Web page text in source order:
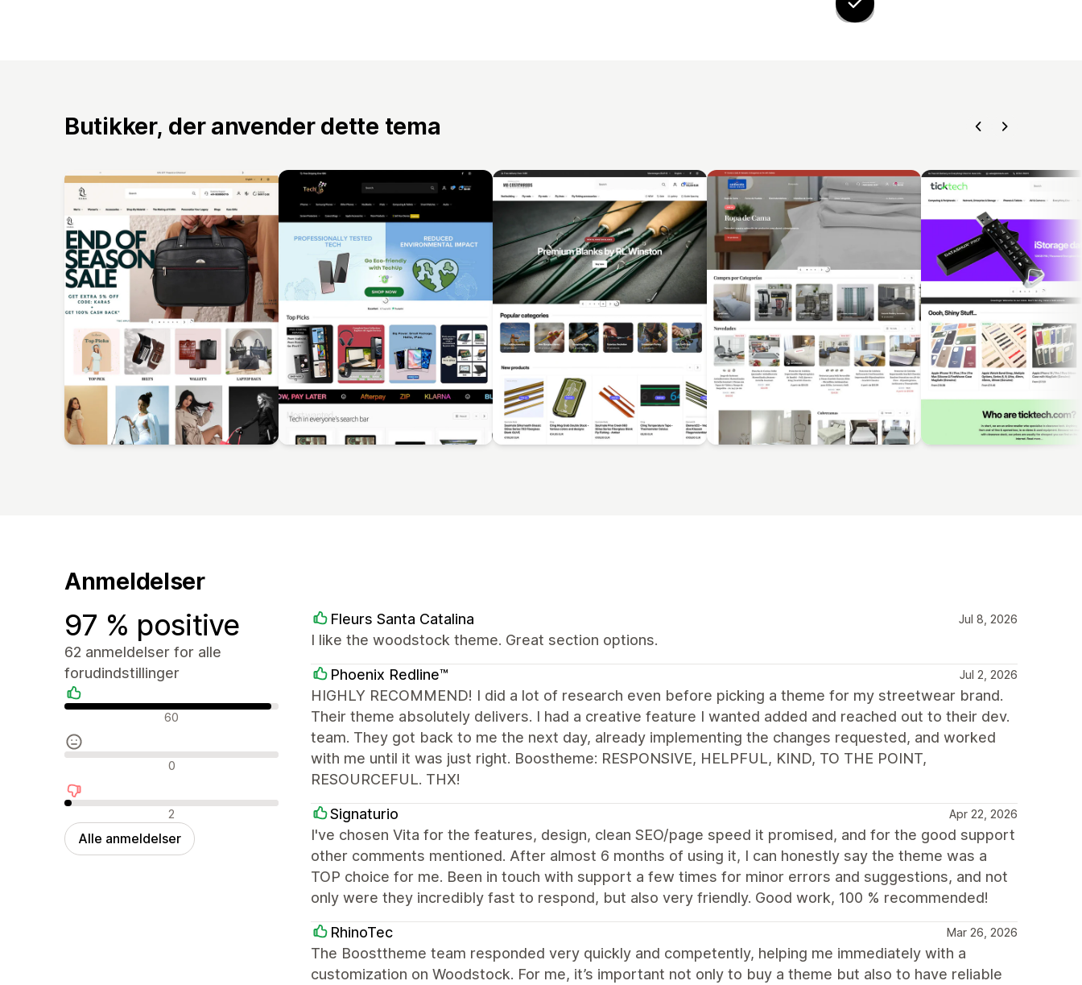
Butikker, der anvender dette tema
Anmeldelser
97 % positive
62 anmeldelser for alle
forudindstillinger
Positive anmeldelser
60
Neutrale anmeldelser
0
Negative anmeldelser
2
Alle anmeldelser
Fleurs Santa Catalina Jul 8, 2026
I like the woodstock theme. Great section options.
Phoenix Redline™ Jul 2, 2026
HIGHLY RECOMMEND! I did a lot of research even before picking a theme for my streetwear brand.
Their theme absolutely delivers. I had a creative feature I wanted added and reached out to their dev.
team. They got back to me the next day, already implementing the changes requested, and worked
with me until it was just right. Boostheme: RESPONSIVE, HELPFUL, KIND, TO THE POINT,
RESOURCEFUL. THX!
Signaturio Apr 22, 2026
I've chosen Vita for the features, design, clean SEO/page speed it promised, and for the good support
other comments mentioned. After almost 6 months of using it, I can honestly say the theme was a
TOP choice for me. Been in touch with support a few times for minor errors and suggestions, and not
only were they incredibly fast to respond, but also very friendly. Good work, 100 % recommended!
RhinoTec Mar 26, 2026
The Boosttheme team responded very quickly and competently, helping me immediately with a
customization on Woodstock. For me, it’s important not only to buy a theme but also to have reliable